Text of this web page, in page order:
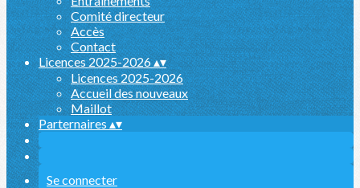
Comité directeur
Accès
Contact
Licences 2025-2026▴▾
Licences 2025-2026
Accueil des nouveaux
Maillot
Parternaires ▴▾
Se connecter